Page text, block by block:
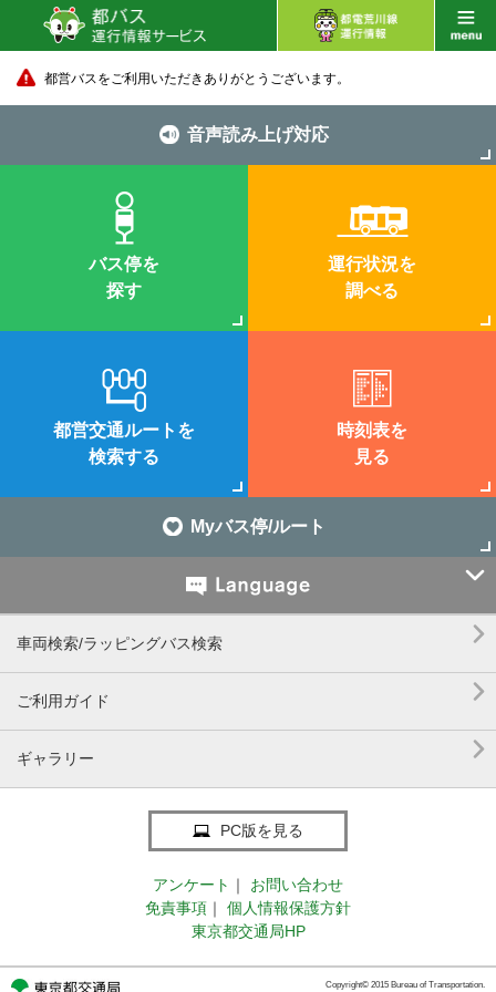
都営バスをご利用いただきありがとうございます。
音声読み上げ対応
バス停を
探す
運行状況を
調べる
都営交通ルートを
検索する
時刻表を
見る
Myバス停/ルート

車両検索/ラッピングバス検索 
ご利用ガイド 
ギャラリー 
PC版を見る
アンケート ｜
お問い合わせ
免責事項 ｜
個人情報保護方針
東京都交通局HP
Copyright© 2015 Bureau of Transportation.